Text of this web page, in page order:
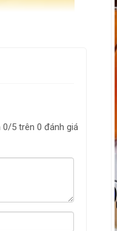
0/5 trên 0 đánh giá